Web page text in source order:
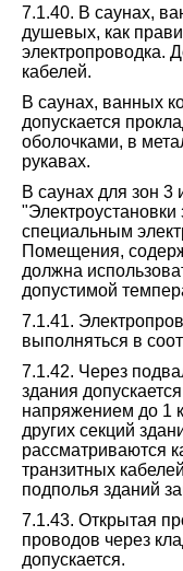
7.1.40. В саунах,
душевых, как
электропроводка.
кабелей.
В саунах, ванных
допускается
оболочками, в
рукавах.
В саунах для зон
специальным
Помещения,
должна
допустимой
7.1.41.
выполняться в
7.1.42. Через
здания
напряжением до 1
других секций
рассматриваются
транзитных
подполья зданий
7.1.43. Открытая
проводов через
допускается.